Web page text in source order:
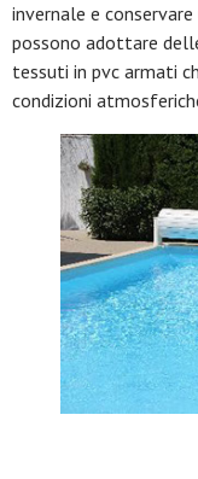
invernale e
possono adottare
tessuti in pvc armati
condizioni